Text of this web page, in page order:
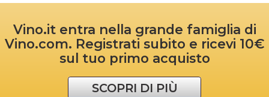
Vino.it entra nella grande famiglia di
Vino.com. Registrati subito e ricevi 10€
sul tuo primo acquisto
SCOPRI DI PIÙ